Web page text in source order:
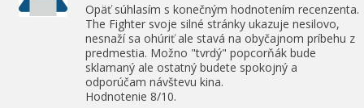
Opäť súhlasím s konečným hodnotením recenzenta.
The Fighter svoje silné stránky ukazuje nesilovo,
nesnaží sa ohúriť ale stavá na obyčajnom príbehu z
predmestia. Možno "tvrdý" popcorňák bude
sklamaný ale ostatný budete spokojný a
odporúčam návštevu kina.
Hodnotenie 8/10.